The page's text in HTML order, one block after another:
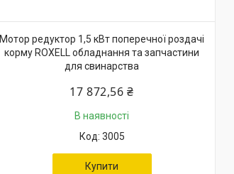
Мотор редуктор 1,5 кВт поперечної роздачі
корму ROXELL обладнання та запчастини
для свинарства
17 872,56 ₴
В наявності
3005
Купити